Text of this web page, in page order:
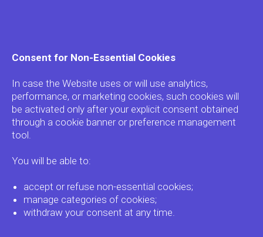
Consent for Non-Essential Cookies
In case the Website uses or will use analytics,
performance, or marketing cookies, such cookies will
be activated only after your explicit consent obtained
through a cookie banner or preference management
tool.
You will be able to:
accept or refuse non-essential cookies;
manage categories of cookies;
withdraw your consent at any time.